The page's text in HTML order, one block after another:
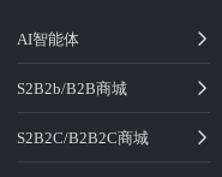
AI智能体
S2B2b/B2B商城
S2B2C/B2B2C商城